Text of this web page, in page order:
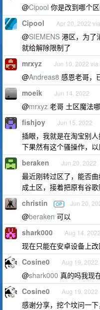
@Cipool 你是改到哪个
Cipool Apr 20, 2022
@SIEMENS 港区，为了
就给解除限制了
mrxyz Jun 10, 2022
@Andreas8 感恩老哥，
moeik Jun 14, 2022
@mrxyz 老哥 土区魔法
fishjoy Jun 15, 2022
插眼，我就是在淘宝别
下果然有这个骚操作，
beraken Jun 20, 2022
最近刚转过区了，能否
成土区，接着把原有谷歌
christin OP Jun 20,
@beraken 可以
shark000 Aug 14, 2022
现在只能在安卓设备上改
Cosine0 Aug 19, 2022
@shark000 真的吗我现
Cosine0 Aug 19, 2022
感谢分享，挖个坟问一